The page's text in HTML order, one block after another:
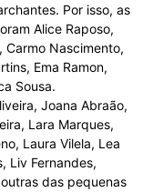
Por isso, as
Alice Raposo,
Carmo Nascimento,
Ema Ramon,
Sousa.
Joana Abraão,
Lara Marques,
Laura Vilela, Lea
Liv Fernandes,
das pequenas